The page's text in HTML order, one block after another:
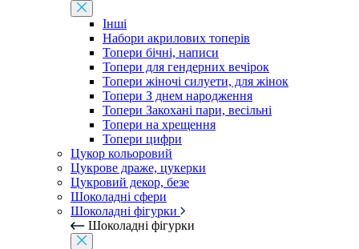
Інші
Набори акрилових топерів
Топери бічні, написи
Топери для гендерних вечірок
Топери жіночі силуети, для жінок
Топери З днем ​​народження
Топери Закохані пари, весільні
Топери на хрещення
Топери цифри
Цукор кольоровий
Цукрове драже, цукерки
Цукровий декор, безе
Шоколадні сфери
Шоколадні фігурки
Шоколадні фігурки